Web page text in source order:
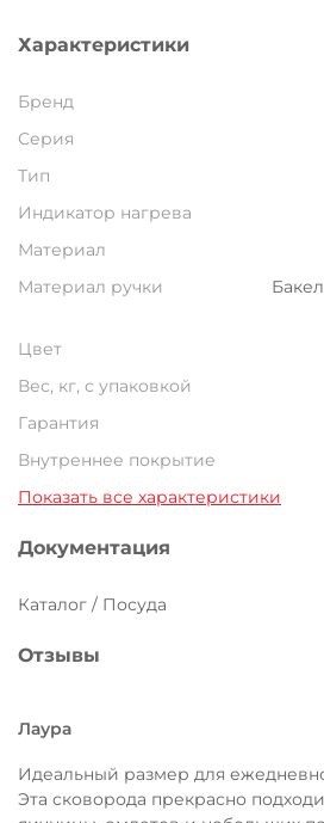
Характеристики
Бренд
Серия
Тип
Индикатор нагрева
Материал
Материал ручки
Цвет
Вес, кг, с упаковкой
Гарантия
Внутреннее покрытие
Показать все характеристики
Документация
Каталог / Посуда
Отзывы
Лаура
Идеальный размер для
Эта сковорода прекрасно